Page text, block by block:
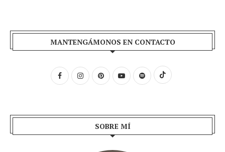
MANTENGÁMONOS EN CONTACTO
SOBRE MÍ